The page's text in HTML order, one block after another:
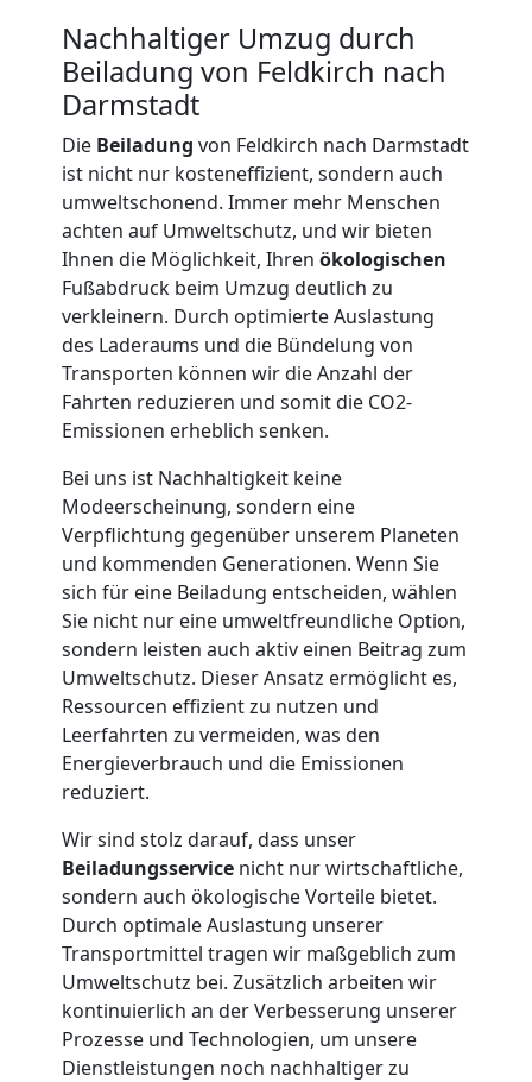
Nachhaltiger Umzug durch
Beiladung von Feldkirch nach
Darmstadt
Die Beiladung von Feldkirch nach Darmstadt
ist nicht nur kosteneffizient, sondern auch
umweltschonend. Immer mehr Menschen
achten auf Umweltschutz, und wir bieten
Ihnen die Möglichkeit, Ihren ökologischen
Fußabdruck beim Umzug deutlich zu
verkleinern. Durch optimierte Auslastung
des Laderaums und die Bündelung von
Transporten können wir die Anzahl der
Fahrten reduzieren und somit die CO2-
Emissionen erheblich senken.
Bei uns ist Nachhaltigkeit keine
Modeerscheinung, sondern eine
Verpflichtung gegenüber unserem Planeten
und kommenden Generationen. Wenn Sie
sich für eine Beiladung entscheiden, wählen
Sie nicht nur eine umweltfreundliche Option,
sondern leisten auch aktiv einen Beitrag zum
Umweltschutz. Dieser Ansatz ermöglicht es,
Ressourcen effizient zu nutzen und
Leerfahrten zu vermeiden, was den
Energieverbrauch und die Emissionen
reduziert.
Wir sind stolz darauf, dass unser
Beiladungsservice nicht nur wirtschaftliche,
sondern auch ökologische Vorteile bietet.
Durch optimale Auslastung unserer
Transportmittel tragen wir maßgeblich zum
Umweltschutz bei. Zusätzlich arbeiten wir
kontinuierlich an der Verbesserung unserer
Prozesse und Technologien, um unsere
Dienstleistungen noch nachhaltiger zu
LKW
Möbellift
Feldkirch
Übersiedlung
Feldkirch
Klaviertransport
Feldkirch
Privatumzug
Feldkirch
Tresortransport
Feldkirch
Umzug
für
Senioren